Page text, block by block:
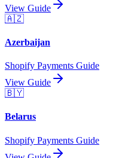
View Guide
🇦🇿
Azerbaijan
Shopify Payments Guide
View Guide
🇧🇾
Belarus
Shopify Payments Guide